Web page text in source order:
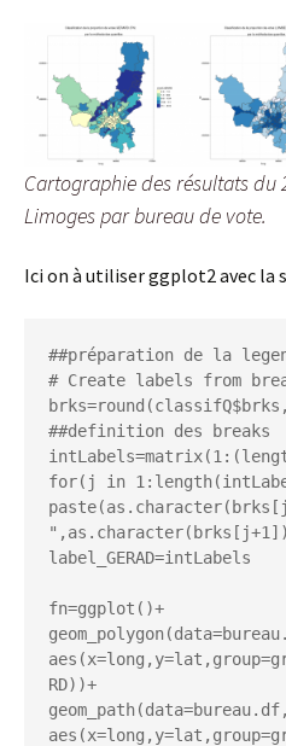
Cartographie des résultats
Limoges par bureau de vote.
Ici on à utiliser ggplot2 avec la
##préparation de la
# Create labels from
##definition des breaks
for(j in
label_GERAD=intLabels
fn=ggplot()+
RD))+
geom_path(data=bureau.df,